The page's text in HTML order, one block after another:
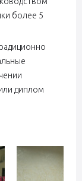
более 5
диплом